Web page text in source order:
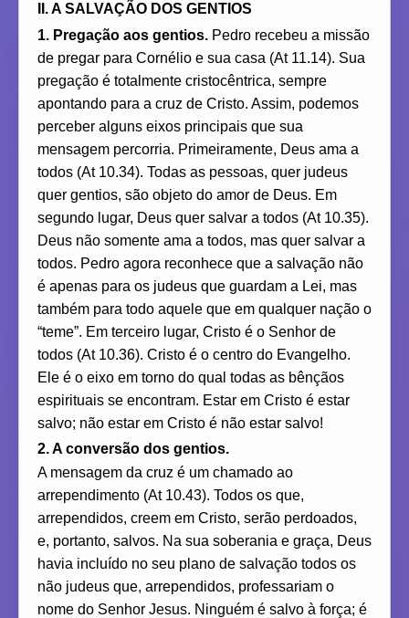
II. A SALVAÇÃO DOS GENTIOS
1. Pregação aos gentios. Pedro recebeu a missão
de pregar para Cornélio e sua casa (At 11.14). Sua
pregação é totalmente cristocêntrica, sempre
apontando para a cruz de Cristo. Assim, podemos
perceber alguns eixos principais que sua
mensagem percorria. Primeiramente, Deus ama a
todos (At 10.34). Todas as pessoas, quer judeus
quer gentios, são objeto do amor de Deus. Em
segundo lugar, Deus quer salvar a todos (At 10.35).
Deus não somente ama a todos, mas quer salvar a
todos. Pedro agora reconhece que a salvação não
é apenas para os judeus que guardam a Lei, mas
também para todo aquele que em qualquer nação o
“teme”. Em terceiro lugar, Cristo é o Senhor de
todos (At 10.36). Cristo é o centro do Evangelho.
Ele é o eixo em torno do qual todas as bênçãos
espirituais se encontram. Estar em Cristo é estar
salvo; não estar em Cristo é não estar salvo!
2. A conversão dos gentios.
A mensagem da cruz é um chamado ao
arrependimento (At 10.43). Todos os que,
arrependidos, creem em Cristo, serão perdoados,
e, portanto, salvos. Na sua soberania e graça, Deus
havia incluído no seu plano de salvação todos os
não judeus que, arrependidos, professariam o
nome do Senhor Jesus. Ninguém é salvo à força; é